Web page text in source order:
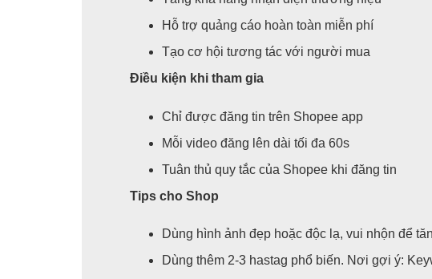
Hỗ trợ quảng cáo hoàn toàn miễn phí
Tạo cơ hội tương tác với người mua
Điều kiện khi tham gia
Chỉ được đăng tin trên Shopee app
Mỗi video đăng lên dài tối đa 60s
Tuân thủ quy tắc của Shopee khi đăng tin
Tips cho Shop
Dùng hình ảnh đẹp hoặc độc lạ, vui nhộn để
Dùng thêm 2-3 hastag phổ biến. Nơi gợi ý: